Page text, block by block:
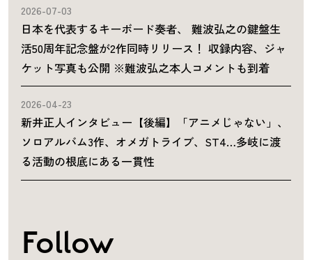
2026-07-03
日本を代表するキーボード奏者、 難波弘之の鍵盤生
活50周年記念盤が2作同時リリース！ 収録内容、ジャ
ケット写真も公開 ※難波弘之本人コメントも到着
2026-04-23
新井正人インタビュー【後編】「アニメじゃない」、
ソロアルバム3作、オメガトライブ、ST4…多岐に渡
る活動の根底にある一貫性
Follow